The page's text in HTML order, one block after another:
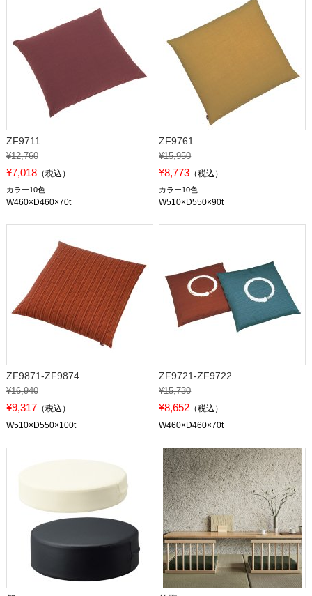
ZF9711
¥12,760
¥7,018（税込）
カラー10色
W460×D460×70t
ZF9761
¥15,950
¥8,773 （税込）
カラー10色
W510×D550×90t
ZF9871-ZF9874
¥16,940
¥9,317 （税込）
W510×D550×100t
ZF9721-ZF9722
¥15,730
¥8,652 （税込）
W460×D460×70t